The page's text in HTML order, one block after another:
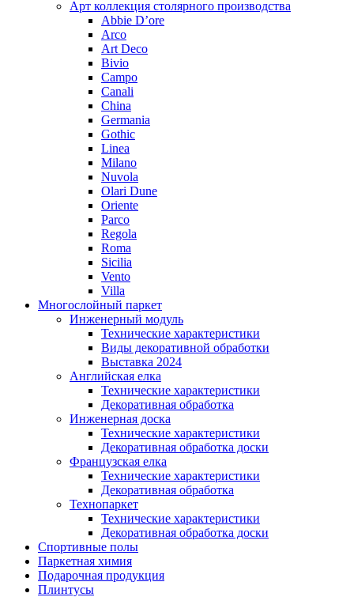
Арт коллекция столярного производства
Abbie D’ore
Arco
Art Deco
Bivio
Campo
Canali
China
Germania
Gothic
Linea
Milano
Nuvola
Olari Dune
Oriente
Parco
Regola
Roma
Sicilia
Vento
Villa
Многослойный паркет
Инженерный модуль
Технические характеристики
Виды декоративной обработки
Выставка 2024
Английская елка
Технические характеристики
Декоративная обработка
Инженерная доска
Технические характеристики
Декоративная обработка доски
Французская елка
Технические характеристики
Декоративная обработка
Технопаркет
Технические характеристики
Декоративная обработка доски
Спортивные полы
Паркетная химия
Подарочная продукция
Плинтусы